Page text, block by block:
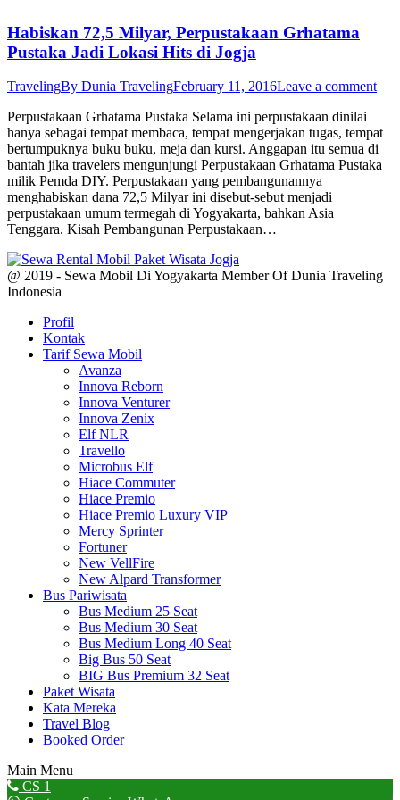
Habiskan 72,5 Milyar, Perpustakaan Grhatama
Pustaka Jadi Lokasi Hits di Jogja
TravelingBy Dunia TravelingFebruary 11, 2016Leave a comment
Perpustakaan Grhatama Pustaka Selama ini perpustakaan dinilai
hanya sebagai tempat membaca, tempat mengerjakan tugas, tempat
bertumpuknya buku buku, meja dan kursi. Anggapan itu semua di
bantah jika travelers mengunjungi Perpustakaan Grhatama Pustaka
milik Pemda DIY. Perpustakaan yang pembangunannya
menghabiskan dana 72,5 Milyar ini disebut-sebut menjadi
perpustakaan umum termegah di Yogyakarta, bahkan Asia
Tenggara. Kisah Pembangunan Perpustakaan…
@ 2019 - Sewa Mobil Di Yogyakarta Member Of Dunia Traveling
Indonesia
Profil
Kontak
Tarif Sewa Mobil
Avanza
Innova Reborn
Innova Venturer
Innova Zenix
Elf NLR
Travello
Microbus Elf
Hiace Commuter
Hiace Premio
Hiace Premio Luxury VIP
Mercy Sprinter
Fortuner
New VellFire
New Alpard Transformer
Bus Pariwisata
Bus Medium 25 Seat
Bus Medium 30 Seat
Bus Medium Long 40 Seat
Big Bus 50 Seat
BIG Bus Premium 32 Seat
Paket Wisata
Kata Mereka
Travel Blog
Booked Order
Main Menu
GoCS 1